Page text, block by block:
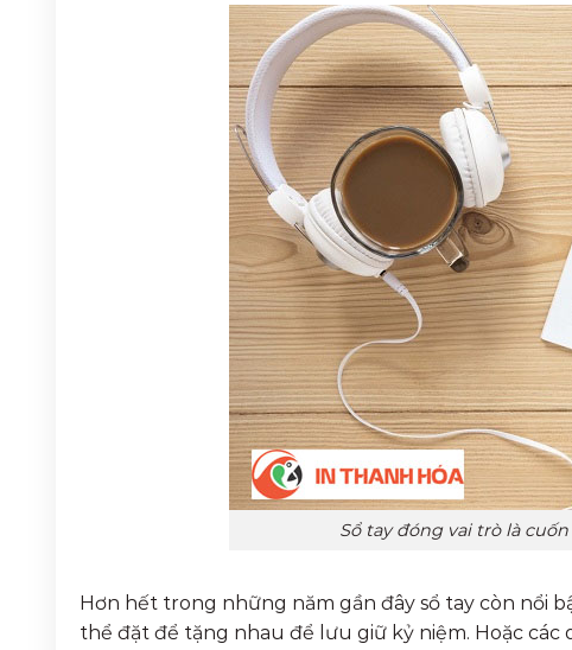
Sổ tay đóng vai trò là
Hơn hết trong những năm gần đây sổ tay còn nổi
thể đặt để tặng nhau để lưu giữ kỷ niệm. Hoặc